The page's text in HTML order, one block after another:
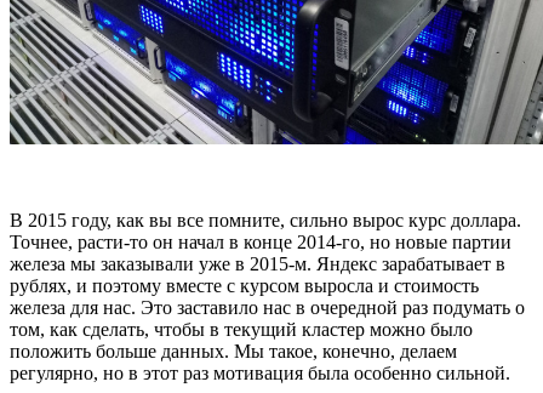
В 2015 году, как вы все помните, сильно вырос курс доллара.
Точнее, расти-то он начал в конце 2014-го, но новые партии
железа мы заказывали уже в 2015-м. Яндекс зарабатывает в
рублях, и поэтому вместе с курсом выросла и стоимость
железа для нас. Это заставило нас в очередной раз подумать о
том, как сделать, чтобы в текущий кластер можно было
положить больше данных. Мы такое, конечно, делаем
регулярно, но в этот раз мотивация была особенно сильной.